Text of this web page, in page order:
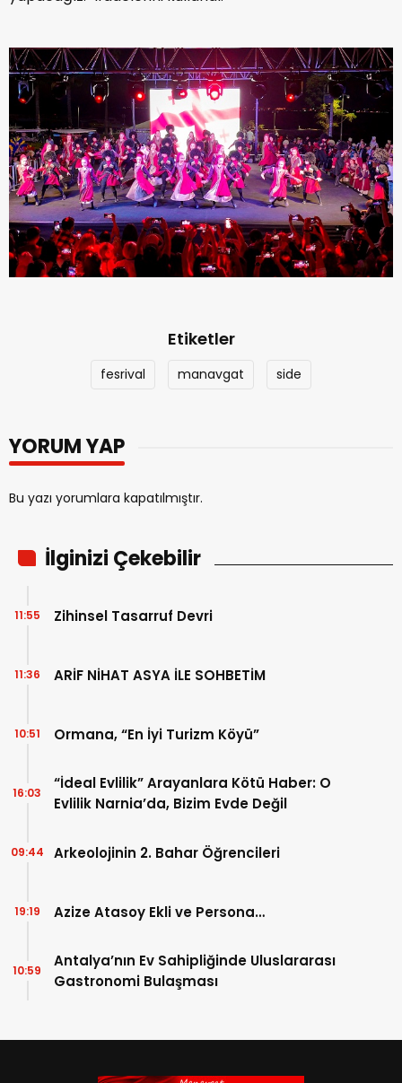
Etiketler
fesrival manavgat side
YORUM YAP
Bu yazı yorumlara kapatılmıştır.
İlginizi Çekebilir
Zihinsel Tasarruf Devri
11:55
ARİF NİHAT ASYA İLE SOHBETİM
11:36
Ormana, “En İyi Turizm Köyü”
10:51
“İdeal Evlilik” Arayanlara Kötü Haber: O
Evlilik Narnia’da, Bizim Evde Değil
16:03
Arkeolojinin 2. Bahar Öğrencileri
09:44
Azize Atasoy Ekli ve Persona…
19:19
Antalya’nın Ev Sahipliğinde Uluslararası
Gastronomi Bulaşması
10:59